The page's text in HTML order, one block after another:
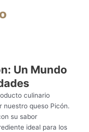
Un Mundo
culinario
nuestro queso Picón.
su sabor
ideal para los